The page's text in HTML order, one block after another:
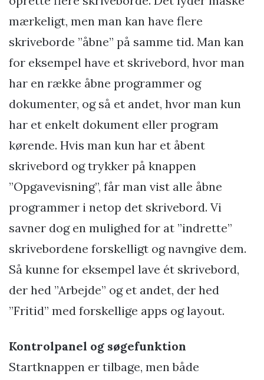
mærkeligt, men man kan have flere
skriveborde ”åbne” på samme tid. Man kan
for eksempel have et skrivebord, hvor man
har en række åbne programmer og
dokumenter, og så et andet, hvor man kun
har et enkelt dokument eller program
kørende. Hvis man kun har et åbent
skrivebord og trykker på knappen
”Opgavevisning”, får man vist alle åbne
programmer i netop det skrivebord. Vi
savner dog en mulighed for at ”indrette”
skrivebordene forskelligt og navngive dem.
Så kunne for eksempel lave ét skrivebord,
der hed ”Arbejde” og et andet, der hed
”Fritid” med forskellige apps og layout.
Kontrolpanel og søgefunktion
Startknappen er tilbage, men både